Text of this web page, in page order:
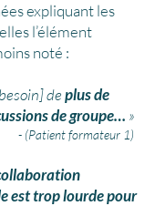
expliquant les
l’élément
noté :
deplus de
de groupe… »
- (Patient formateur 1)
est trop lourde pour